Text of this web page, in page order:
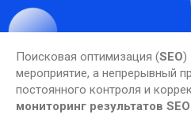
Поисковая оптимизация (SEO)
мероприятие, а непрерывный
постоянного контроля и
мониторинг результатов